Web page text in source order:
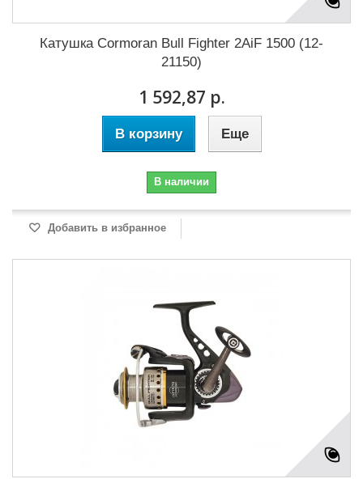
Катушка Cormoran Bull Fighter 2AiF 1500 (12-
21150)
1 592,87 р.
В корзину Еще
В наличии
Добавить в избранное